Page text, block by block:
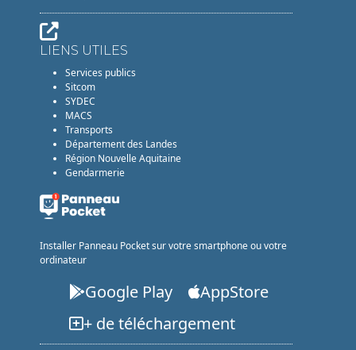
LIENS UTILES
Services publics
Sitcom
SYDEC
MACS
Transports
Département des Landes
Région Nouvelle Aquitaine
Gendarmerie
Installer Panneau Pocket sur votre smartphone ou votre
ordinateur
Google Play
AppStore
+ de téléchargement